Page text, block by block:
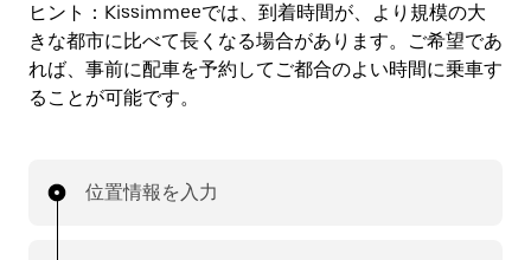
ヒント： Kissimmeeでは、到着時間が、より規模の大
きな都市に比べて長くなる場合があります。ご希望であ
れば、事前に配車を予約してご都合のよい時間に乗車す
ることが可能です。
位置情報を入力